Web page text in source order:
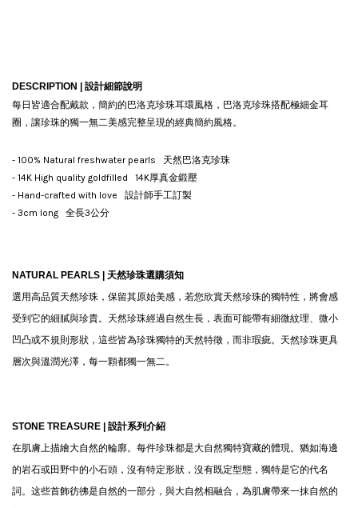
DESCRIPTION | 設計細節說明
每日皆適合配戴款，簡約的巴洛克珍珠耳環風格，巴洛克珍珠搭配極細金耳
圈，讓珍珠的獨一無二美感完整呈現的經典簡約風格。
- 100% Natural freshwater pearls 天然巴洛克珍珠
- 14K High quality goldfilled 14K厚真金鍛壓
- Hand-crafted with love 設計師手工訂製
- 3cm long 全長3公分
NATURAL PEARLS | 天然珍珠選購須知
選用高品質天然珍珠，保留其原始美感，若您欣賞天然珍珠的獨特性，將會感
受到它的細膩與珍貴。天然珍珠經過自然生長，表面可能帶有細微紋理、微小
凹凸或不規則形狀，這些皆為珍珠獨特的天然特徵，而非瑕疵。天然珍珠更具
層次與溫潤光澤，每一顆都獨一無二。
STONE TREASURE | 設計系列介紹
在肌膚上描繪大自然的輪廓。每件珍珠都是大自然獨特寶藏的體現。猶如海邊
的岩石或田野中的小石頭，沒有特定形狀，沒有既定型態，獨特是它的代名
詞。这些首飾彷彿是自然的一部分，與大自然相融合，為肌膚帶來一抹自然的